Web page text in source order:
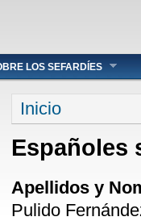
LOS SEFARDÍES
Se encuentra
Inicio
Españoles
Apellidos y
Pulido